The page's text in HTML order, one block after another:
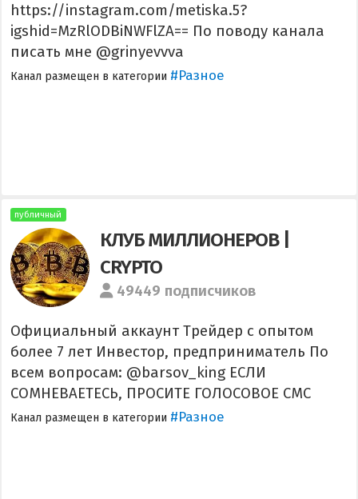
https://instagram.com/metiska.5?
igshid=MzRlODBiNWFlZA== По поводу канала
писать мне @grinyevvva
Канал размещен в категории #Разное
публичный
КЛУБ МИЛЛИОНЕРОВ |
CRYPTO
49449 подписчиков
Официальный аккаунт Трейдер с опытом
более 7 лет Инвестор, предприниматель По
всем вопросам: @barsov_king ЕСЛИ
СОМНЕВАЕТЕСЬ, ПРОСИТЕ ГОЛОСОВОЕ СМС
Канал размещен в категории #Разное